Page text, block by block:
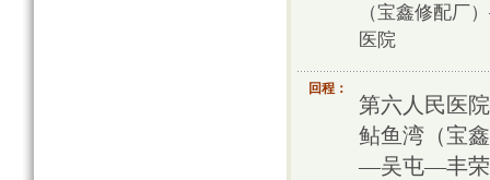
（宝鑫修配
医院
回程：
第六人民医
鲇鱼湾（宝
—吴屯—丰